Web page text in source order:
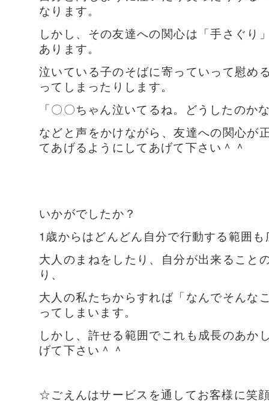
なります。
しかし、その友達への関心は「手さぐり
あります。
泣いている子のそばに寄っていって慰め
ってしまったりします。
「〇〇ちゃん泣いてるね。どうしたのか
などと声をかけながら、友達への関心が
てあげるようにしてあげて下さい＾＾
いかがでしたか？
1歳からはどんどん自分で行動する範囲
大人のまねをしたり、自分が出来ること
り、
大人の私たちからすれば「なんでそんな
ってしまいます。
しかし、許せる範囲でこれも成長のあか
げて下さい＾＾
☆ごえんはサービスを通してお客様に笑